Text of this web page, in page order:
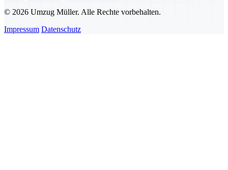
© 2026 Umzug Müller. Alle Rechte vorbehalten.
Impressum Datenschutz